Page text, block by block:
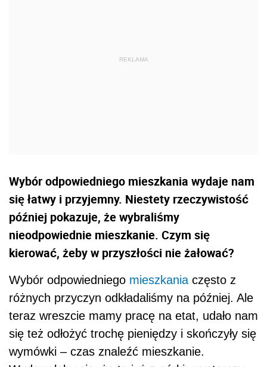
Wybór odpowiedniego mieszkania wydaje nam
się łatwy i przyjemny. Niestety rzeczywistość
później pokazuje, że wybraliśmy
nieodpowiednie mieszkanie. Czym się
kierować, żeby w przyszłości nie żałować?
Wybór odpowiedniego mieszkaniaczęsto z
różnych przyczyn odkładaliśmy na później. Ale
teraz wreszcie mamy pracę na etat, udało nam
się też odłożyć trochę pieniędzy i skończyły się
wymówki – czas znaleźć mieszkanie.